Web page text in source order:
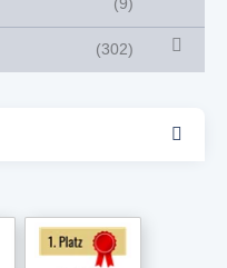
(9)
(302)